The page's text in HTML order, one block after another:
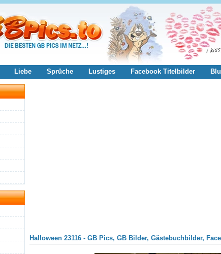
Liebe Sprüche Lustiges Facebook Titelbilder
Halloween 23116 - GB Pics, GB Bilder, Gästebuchbilder,